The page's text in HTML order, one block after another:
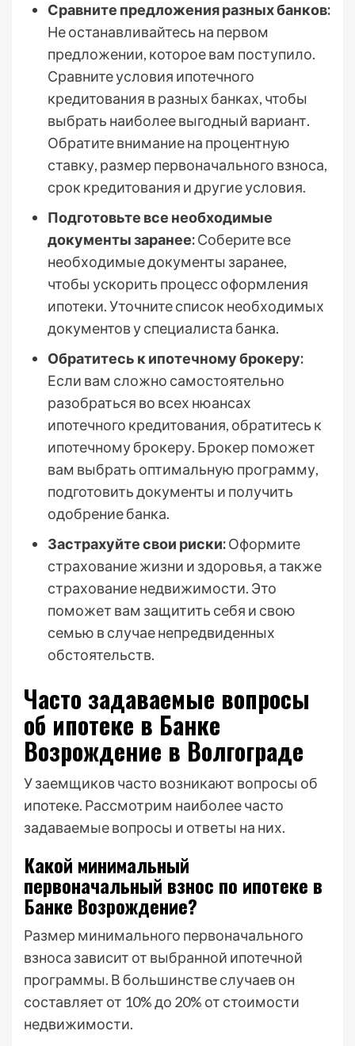
Сравните предложения разных банков:
Не останавливайтесь на первом
предложении, которое вам поступило.
Сравните условия ипотечного
кредитования в разных банках, чтобы
выбрать наиболее выгодный вариант.
Обратите внимание на процентную
ставку, размер первоначального взноса,
срок кредитования и другие условия.
Подготовьте все необходимые
документы заранее:Соберите все
необходимые документы заранее,
чтобы ускорить процесс оформления
ипотеки. Уточните список необходимых
документов у специалиста банка.
Обратитесь к ипотечному брокеру:
Если вам сложно самостоятельно
разобраться во всех нюансах
ипотечного кредитования, обратитесь к
ипотечному брокеру. Брокер поможет
вам выбрать оптимальную программу,
подготовить документы и получить
одобрение банка.
Застрахуйте свои риски:Оформите
страхование жизни и здоровья, а также
страхование недвижимости. Это
поможет вам защитить себя и свою
семью в случае непредвиденных
обстоятельств.
Часто задаваемые вопросы
об ипотеке в Банке
Возрождение в Волгограде
У заемщиков часто возникают вопросы об
ипотеке. Рассмотрим наиболее часто
задаваемые вопросы и ответы на них.
Какой минимальный
первоначальный взнос по ипотеке в
Банке Возрождение?
Размер минимального первоначального
взноса зависит от выбранной ипотечной
программы. В большинстве случаев он
составляет от 10% до 20% от стоимости
недвижимости.